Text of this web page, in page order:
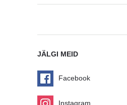
JÄLGI MEID
Facebook
Instagram